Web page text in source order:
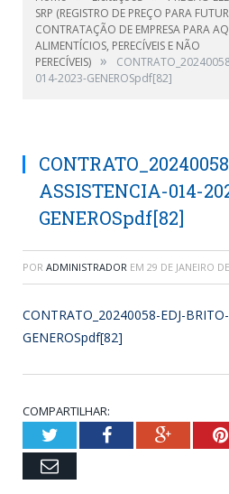
SRP (REGISTRO DE PREÇO PARA
CONTRATAÇÃO DE EMPRESA PARA
ALIMENTÍCIOS, PERECÍVEIS E NÃO
PERECÍVEIS) »
014-2023-GENEROSpdf[82]
ASSISTENCIA-014-
GENEROSpdf[82]
POR ADMINISTRADOR EM 29 DE JANEIRO
CONTRATO_20240058-EDJ-
GENEROSpdf[82]
COMPARTILHAR:
TwitterFacebookGoogle+
Email